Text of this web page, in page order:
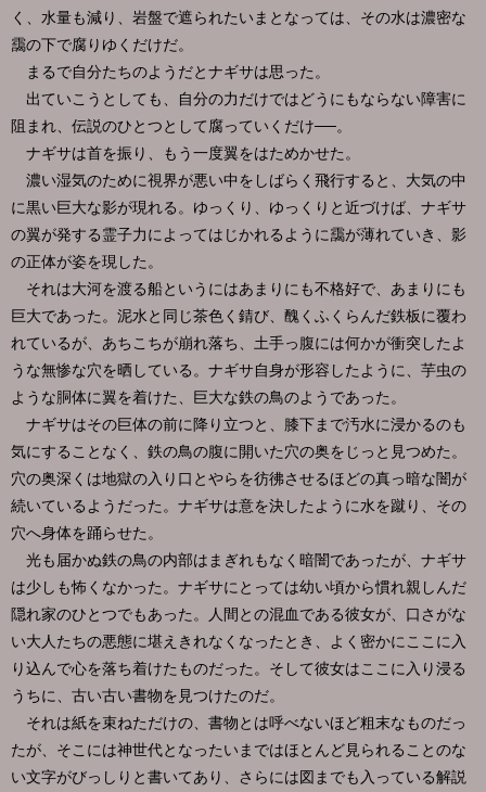
く、水量も減り、岩盤で遮られたいまとなっては、その水は濃密な
靄の下で腐りゆくだけだ。
まるで自分たちのようだとナギサは思った。
出ていこうとしても、自分の力だけではどうにもならない障害に
阻まれ、伝説のひとつとして腐っていくだけ──。
ナギサは首を振り、もう一度翼をはためかせた。
濃い湿気のために視界が悪い中をしばらく飛行すると、大気の中
に黒い巨大な影が現れる。ゆっくり、ゆっくりと近づけば、ナギサ
の翼が発する霊子力によってはじかれるように靄が薄れていき、影
の正体が姿を現した。
それは大河を渡る船というにはあまりにも不格好で、あまりにも
巨大であった。泥水と同じ茶色く錆び、醜くふくらんだ鉄板に覆わ
れているが、あちこちが崩れ落ち、土手っ腹には何かが衝突したよ
うな無惨な穴を晒している。ナギサ自身が形容したように、芋虫の
ような胴体に翼を着けた、巨大な鉄の鳥のようであった。
ナギサはその巨体の前に降り立つと、膝下まで汚水に浸かるのも
気にすることなく、鉄の鳥の腹に開いた穴の奥をじっと見つめた。
穴の奥深くは地獄の入り口とやらを彷彿させるほどの真っ暗な闇が
続いているようだった。ナギサは意を決したように水を蹴り、その
穴へ身体を踊らせた。
光も届かぬ鉄の鳥の内部はまぎれもなく暗闇であったが、ナギサ
は少しも怖くなかった。ナギサにとっては幼い頃から慣れ親しんだ
隠れ家のひとつでもあった。人間との混血である彼女が、口さがな
い大人たちの悪態に堪えきれなくなったとき、よく密かにここに入
り込んで心を落ち着けたものだった。そして彼女はここに入り浸る
うちに、古い古い書物を見つけたのだ。
それは紙を束ねただけの、書物とは呼べないほど粗末なものだっ
たが、そこには神世代となったいまではほとんど見られることのな
い文字がびっしりと書いてあり、さらには図までも入っている解説